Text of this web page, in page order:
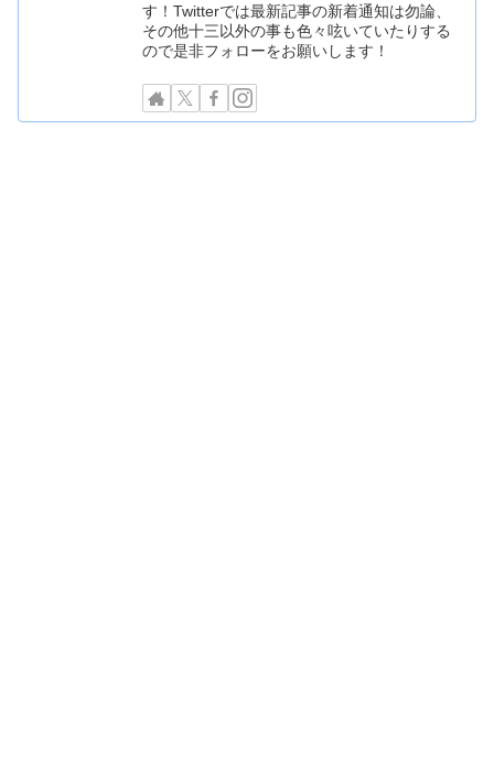
す！Twitterでは最新記事の新着通知は勿論、
その他十三以外の事も色々呟いていたりする
ので是非フォローをお願いします！